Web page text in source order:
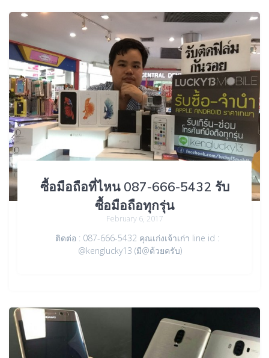
ซื้อมือถือที่ไหน 087-666-5432 รับ
ซื้อมือถือทุกรุ่น
February 6, 2017
ติดต่อ : 087-666-5432 คุณเก่งเจ้าเก่า line id :
@kenglucky13 (มี@ด้วยครับ)